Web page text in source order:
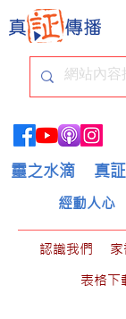
靈之水滴 真
經動人心
認識我們
表格下